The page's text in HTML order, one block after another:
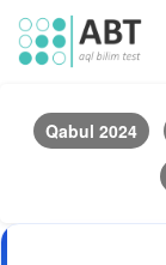
Qabul 2024